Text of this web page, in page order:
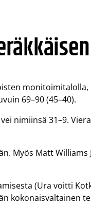
monitoimitalolla,
69–90 (45–40).
nimiinsä 31–9.
Myös Matt Williams
(Ura voitti
kokonaisvaltainen